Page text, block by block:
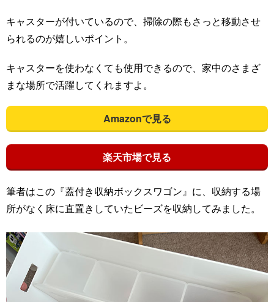
キャスターが付いているので、掃除の際もさっと移動させ
られるのが嬉しいポイント。
キャスターを使わなくても使用できるので、家中のさまざ
まな場所で活躍してくれますよ。
Amazonで見る
楽天市場で見る
筆者はこの『蓋付き収納ボックスワゴン』に、収納する場
所がなく床に直置きしていたビーズを収納してみました。